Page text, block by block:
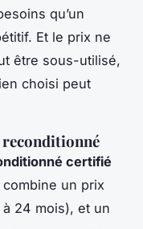
qu’un
Et le prix ne
être sous-utilisé,
choisi peut
reconditionné
certifié
un prix
24 mois), et un